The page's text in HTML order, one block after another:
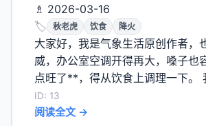
♗ 2026-03-16
🏷️
秋老虎 饮食 降火
大家好，我是气象生活原创作者，
威，办公室空调开得再大，嗓子
点旺了**，得从饮食上调理一下。
ID: 13
阅读全文 →